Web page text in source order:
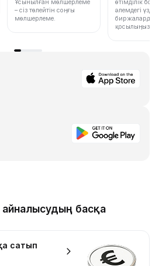
Ұсынылған мөлшерлеме
– сіз төлейтін соңғы
мөлшерлеме.
өтімділік
әлемдегі үздік
биржалардың
қосылыңыз.
басқа
сатып